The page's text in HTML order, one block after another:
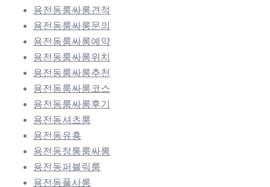
용전동룸싸롱견적
용전동룸싸롱문의
용전동룸싸롱예약
용전동룸싸롱위치
용전동룸싸롱추천
용전동룸싸롱코스
용전동룸싸롱후기
용전동셔츠룸
용전동유흥
용전동정통룸싸롱
용전동퍼블릭룸
용전동풀사롱